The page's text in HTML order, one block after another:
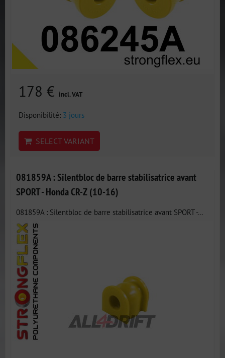
178 € incl. VAT
Disponibilité: 3 jours
SELECT VARIANT
081859A : Silentbloc de barre stabilisatrice avant
SPORT - Honda CR-Z (10-16)
081859A : Silentbloc de barre stabilisatrice avant SPORT -...